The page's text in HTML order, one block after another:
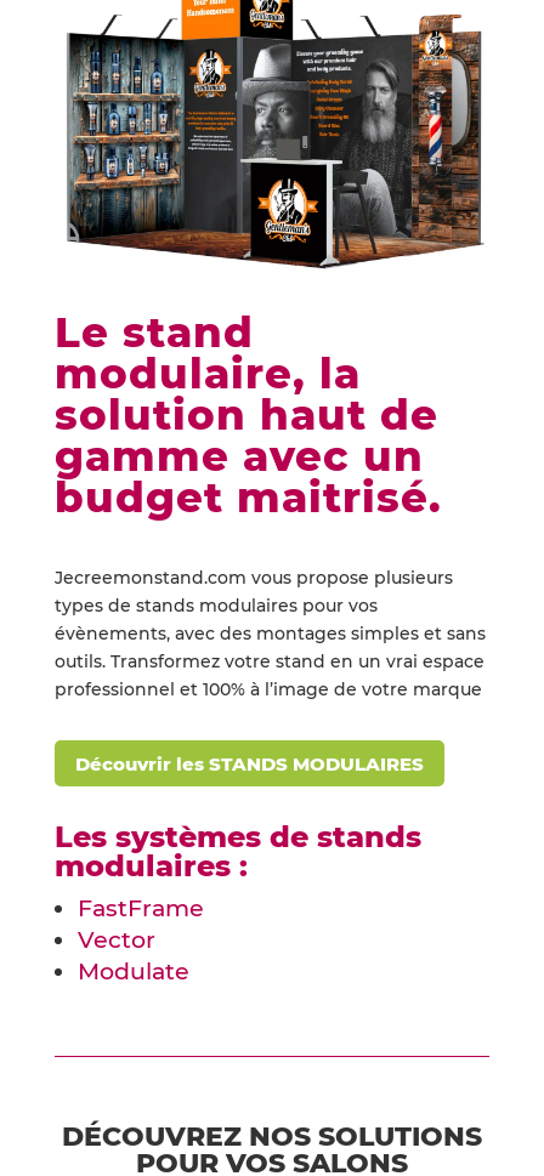
Le stand
modulaire, la
solution haut de
gamme avec un
budget maitrisé.
Jecreemonstand.com vous propose plusieurs
types de stands modulaires pour vos
évènements, avec des montages simples et sans
outils. Transformez votre stand en un vrai espace
professionnel et 100% à l’image de votre marque
Découvrir les STANDS MODULAIRES
Les systèmes de stands
modulaires :
FastFrame
Vector
Modulate
DÉCOUVREZ NOS SOLUTIONS
POUR VOS SALONS